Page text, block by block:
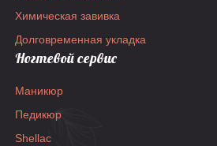
Химическая завивка
Долговременная укладка
Ногтевой сервис
Маникюр
Педикюр
Shellac